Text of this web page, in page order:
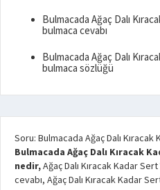
Bulmacada Ağaç Dalı
bulmaca cevabı
Bulmacada Ağaç Dalı
bulmaca sözlüğü
Soru: Bulmacada Ağaç Dalı
Bulmacada Ağaç Dalı Kıracak
nedir,Ağaç Dalı Kıracak Kadar
cevabı, Ağaç Dalı Kıracak Kadar